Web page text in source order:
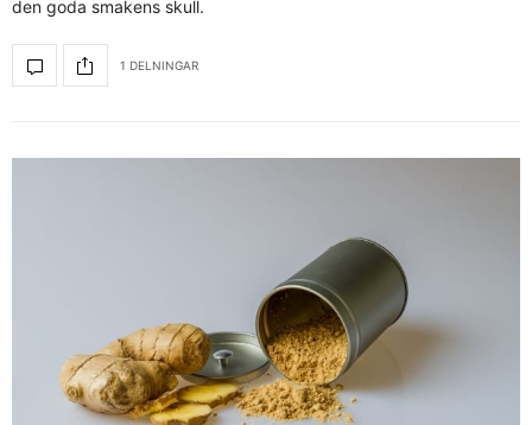
den goda smakens skull.
1 DELNINGAR